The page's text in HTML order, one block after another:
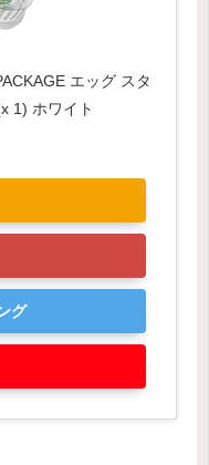
エッグ スタ
1) ホワイト
グ